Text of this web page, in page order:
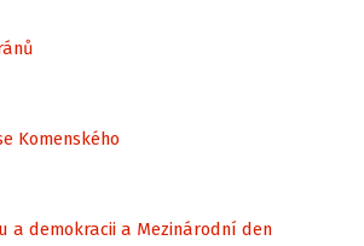
Komenského
a demokracii a Mezinárodní den